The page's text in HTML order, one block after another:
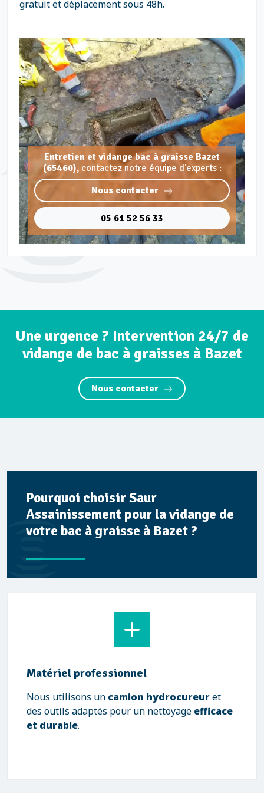
gratuit et déplacement sous 48h.
Entretien et vidange bac à graisse Bazet
(65460), contactez notre équipe d'experts :
Nous contacter
05 61 52 56 33
Une urgence ? Intervention 24/7 de
vidange de bac à graisses à Bazet
Nous contacter
Pourquoi choisir Saur
Assainissement pour la vidange de
votre bac à graisse à Bazet ?
Matériel professionnel
Nous utilisons un camion hydrocureuret
des outils adaptés pour un nettoyage efficace
et durable.